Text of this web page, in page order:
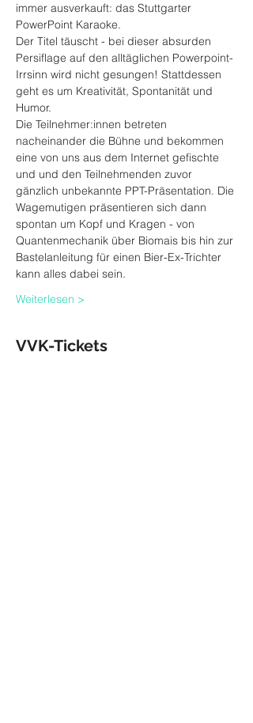
immer ausverkauft: das Stuttgarter
PowerPoint Karaoke.
Der Titel täuscht - bei dieser absurden
Persiflage auf den alltäglichen Powerpoint-
Irrsinn wird nicht gesungen! Stattdessen
geht es um Kreativität, Spontanität und
Humor.
Die Teilnehmer:innen betreten
nacheinander die Bühne und bekommen
eine von uns aus dem Internet gefischte
und und den Teilnehmenden zuvor
gänzlich unbekannte PPT-Präsentation. Die
Wagemutigen präsentieren sich dann
spontan um Kopf und Kragen - von
Quantenmechanik über Biomais bis hin zur
Bastelanleitung für einen Bier-Ex-Trichter
kann alles dabei sein.
Weiterlesen >
VVK-Tickets